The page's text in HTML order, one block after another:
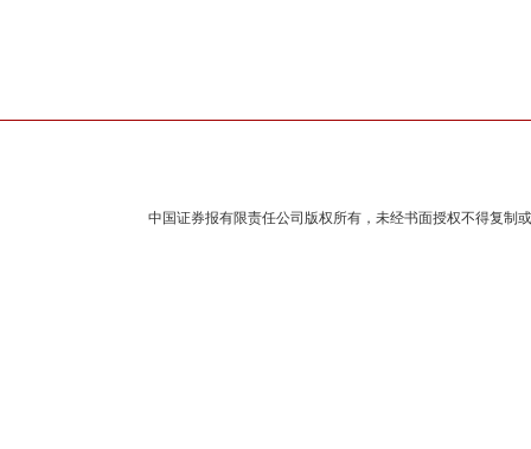
中国证券报有限责任公司版权所有，未经书面授权不得复制